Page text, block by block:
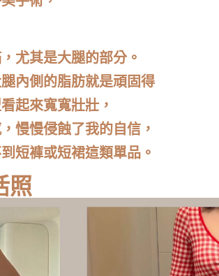
尤其是大腿的部分。
內側的脂肪就是頑固得
起來寬寬壯壯，
慢慢侵蝕了我的自信，
短褲或短裙這類單品。
照